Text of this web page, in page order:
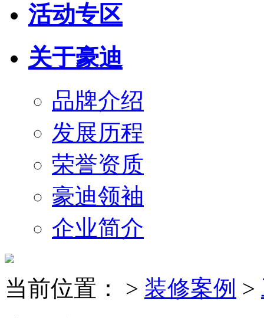
活动专区
关于豪迪
品牌介绍
发展历程
荣誉资质
豪迪领袖
企业简介
当前位置： > 装修案例 >